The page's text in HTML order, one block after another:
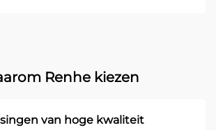
Renhe kiezen
van hoge kwaliteit